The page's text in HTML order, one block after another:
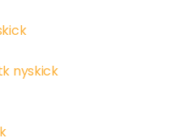
nyskick